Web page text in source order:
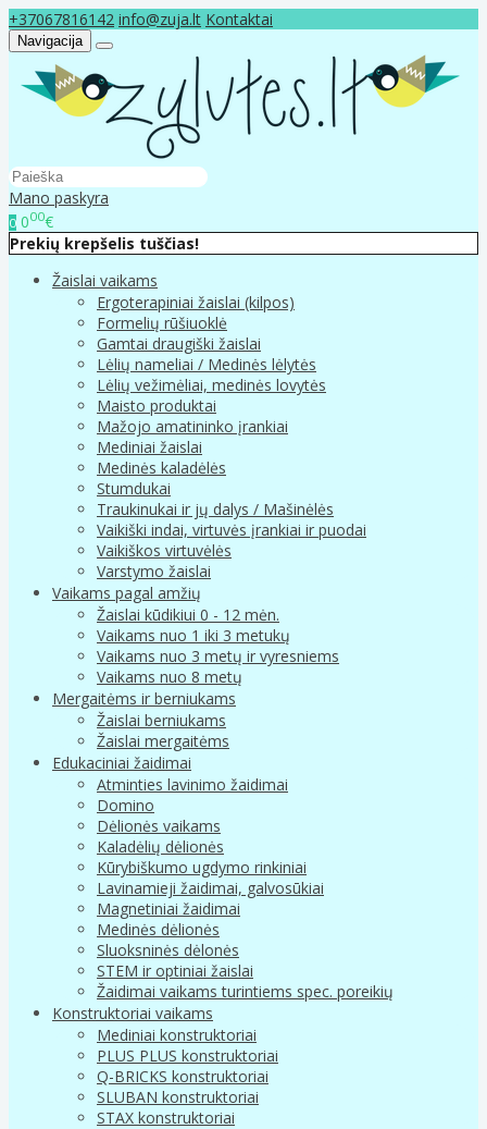
+37067816142 info@zuja.lt Kontaktai
Navigacija
Mano paskyra
0 000€
Prekių krepšelis tuščias!
Žaislai vaikams
Ergoterapiniai žaislai (kilpos)
Formelių rūšiuoklė
Gamtai draugiški žaislai
Lėlių nameliai / Medinės lėlytės
Lėlių vežimėliai, medinės lovytės
Maisto produktai
Mažojo amatininko įrankiai
Mediniai žaislai
Medinės kaladėlės
Stumdukai
Traukinukai ir jų dalys / Mašinėlės
Vaikiški indai, virtuvės įrankiai ir puodai
Vaikiškos virtuvėlės
Varstymo žaislai
Vaikams pagal amžių
Žaislai kūdikiui 0 - 12 mėn.
Vaikams nuo 1 iki 3 metukų
Vaikams nuo 3 metų ir vyresniems
Vaikams nuo 8 metų
Mergaitėms ir berniukams
Žaislai berniukams
Žaislai mergaitėms
Edukaciniai žaidimai
Atminties lavinimo žaidimai
Domino
Dėlionės vaikams
Kaladėlių dėlionės
Kūrybiškumo ugdymo rinkiniai
Lavinamieji žaidimai, galvosūkiai
Magnetiniai žaidimai
Medinės dėlionės
Sluoksninės dėlonės
STEM ir optiniai žaislai
Žaidimai vaikams turintiems spec. poreikių
Konstruktoriai vaikams
Mediniai konstruktoriai
PLUS PLUS konstruktoriai
Q-BRICKS konstruktoriai
SLUBAN konstruktoriai
STAX konstruktoriai